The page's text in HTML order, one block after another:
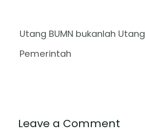
Utang BUMN bukanlah Utang
Pemerintah
Leave a Comment